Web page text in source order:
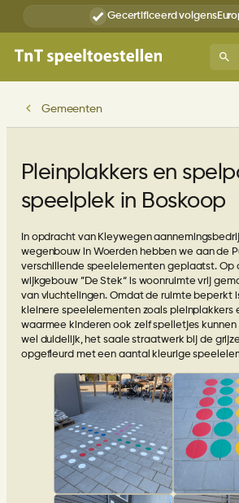
inhoud
Gecertificeerd volgens
Gemeenten
Pleinplakkers en
speelplek in Boskoop
In opdracht van Kleywegen
wegenbouw in Woerden hebben we aan de
verschillende speelelementen geplaatst. Op
wijkgebouw ”De Stek“ is woonruimte vrij
van vluchtelingen. Omdat de ruimte beperkt
kleinere speelelementen zoals pleinplakkers
waarmee kinderen ook zelf spelletjes kunnen
wel duidelijk, het saaie straatwerk bij de
opgefleurd met een aantal kleurige